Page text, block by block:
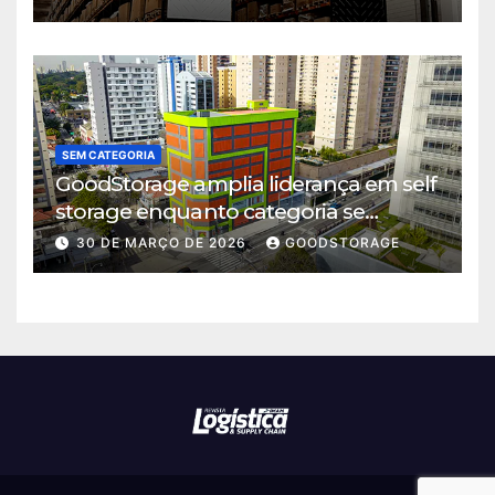
SEM CATEGORIA
GoodStorage amplia liderança em self
storage enquanto categoria se
consolida em São Paulo
30 DE MARÇO DE 2026 GOODSTORAGE